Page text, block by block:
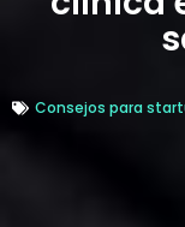
Consejos para